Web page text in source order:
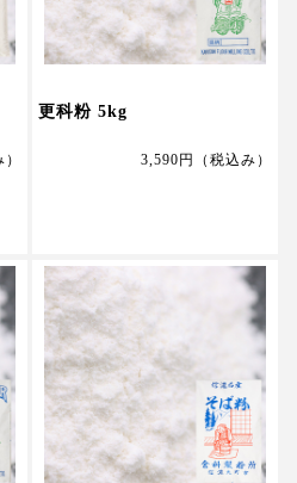
更科粉 5kg
3,590円 （税込み）